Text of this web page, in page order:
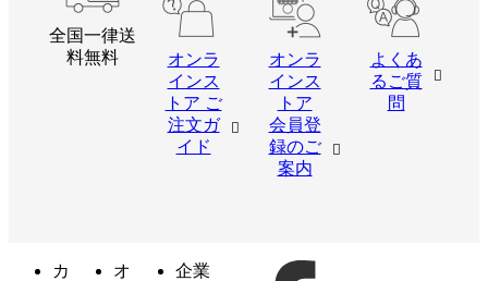
全国一律送
料無料
オンラ
インス
トア ご
注文ガ
イド
オンラ
インス
トア
会員登
録のご
案内
よくあ
るご質
問
カ
オ
企業